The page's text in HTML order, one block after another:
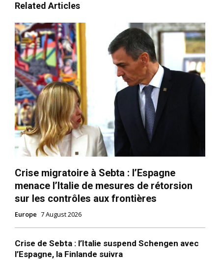
Related Articles
Crise migratoire à Sebta : l’Espagne
menace l’Italie de mesures de rétorsion
sur les contrôles aux frontières
Europe 7 August 2026
Crise de Sebta : l’Italie suspend Schengen avec
l’Espagne, la Finlande suivra